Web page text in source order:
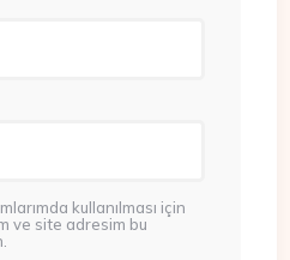
kullanılması için
ve site adresim bu